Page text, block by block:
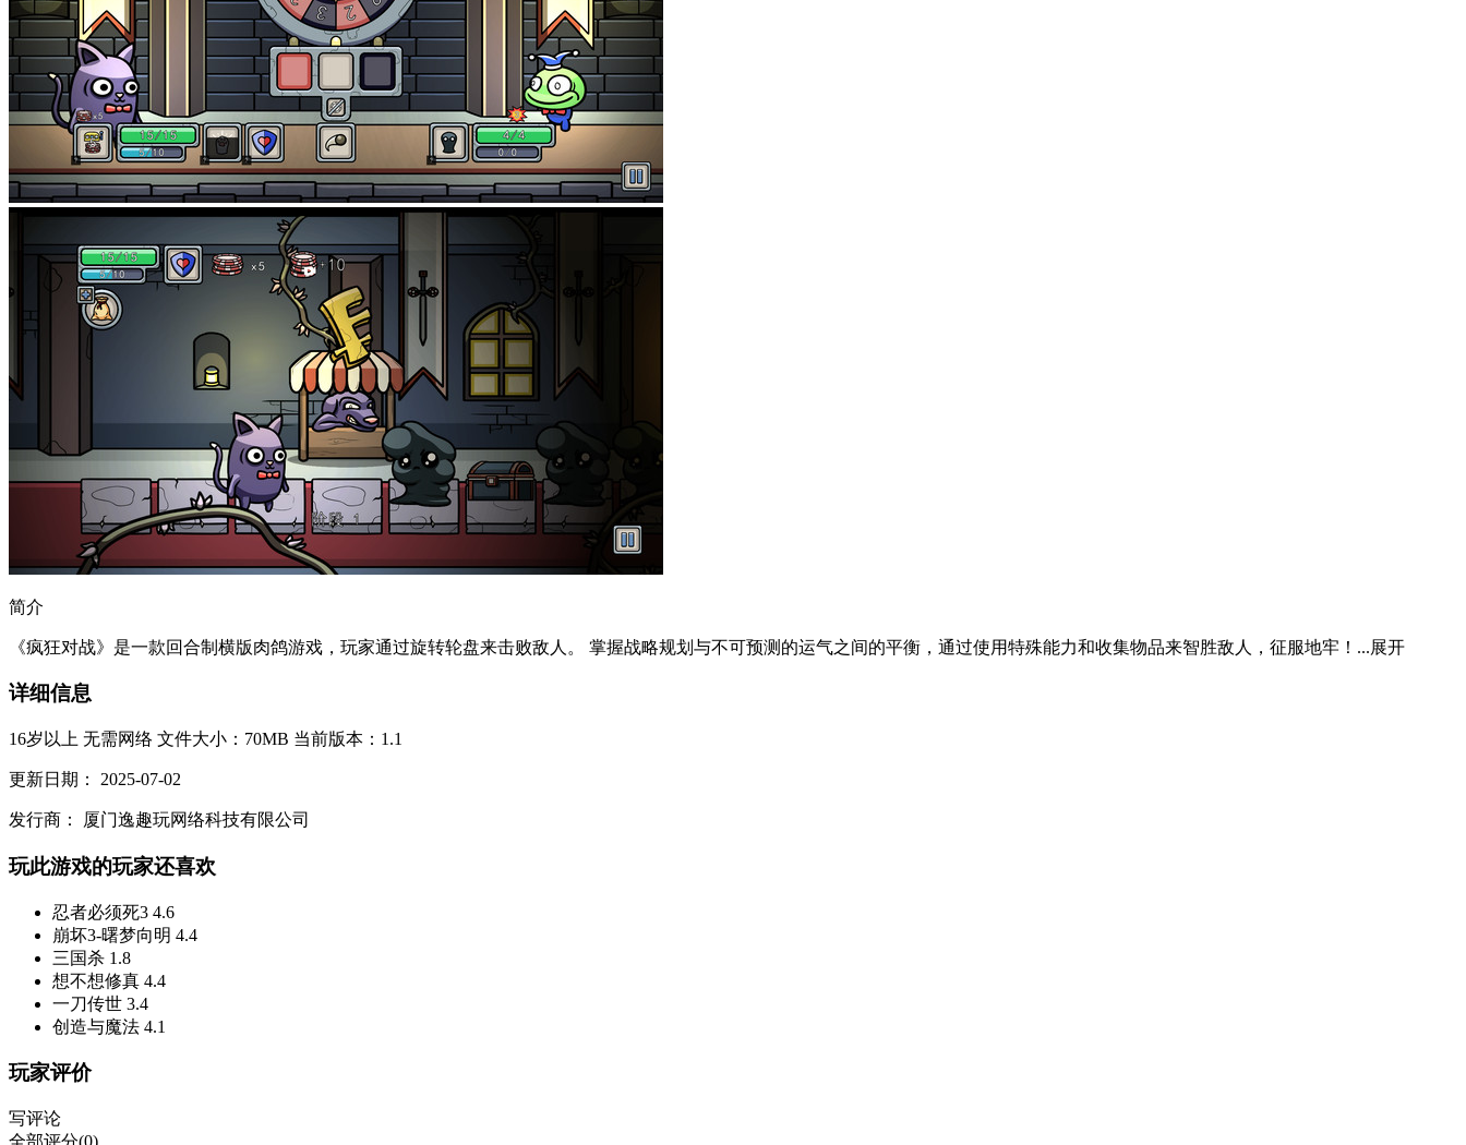
简介
《疯狂对战》是一款回合制横版肉鸽游戏，玩家通过旋转轮盘来击败敌人。 掌握战略规划与不可预测的运气之间的平衡，通过使用特殊能力和收集物品来智胜敌人，征服地牢！...展开
详细信息
16岁以上 无需网络 文件大小：70MB 当前版本：1.1
更新日期： 2025-07-02
发行商： 厦门逸趣玩网络科技有限公司
玩此游戏的玩家还喜欢
忍者必须死3 4.6
崩坏3-曙梦向明 4.4
三国杀 1.8
想不想修真 4.4
一刀传世 3.4
创造与魔法 4.1
玩家评价
写评论
全部评分(0)